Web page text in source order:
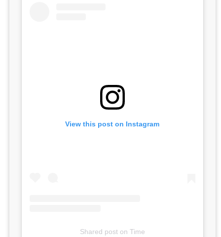
View this post on Instagram
Shared poston Time